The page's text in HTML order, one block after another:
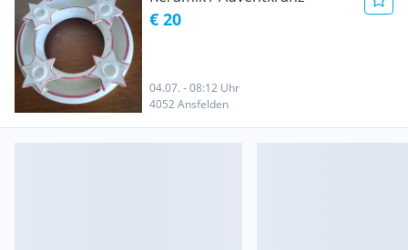
€ 20
04.07. - 08:12 Uhr
4052 Ansfelden